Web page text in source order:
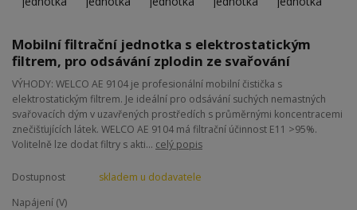
Mobilní filtrační jednotka s elektrostatickým
filtrem, pro odsávání zplodin ze svařování
VÝHODY: WELCO AE 9104 je profesionální mobilní čistička s
elektrostatickým filtrem. Je ideální pro odsávání suchých nemastných
svařovacích dým v uzavřených prostředích s průměrnými koncentracemi
znečišťujících látek. WELCO AE 9104 má filtrační účinnost E11 >95%.
Volitelně lze dodat filtry s akti... celý popis
Dostupnost
skladem u dodavatele
Napájení (V)